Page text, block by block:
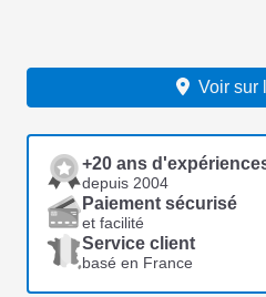
Voir sur
+20 ans
depuis 2004
Paiement sécurisé
et facilité
Service client
basé en France